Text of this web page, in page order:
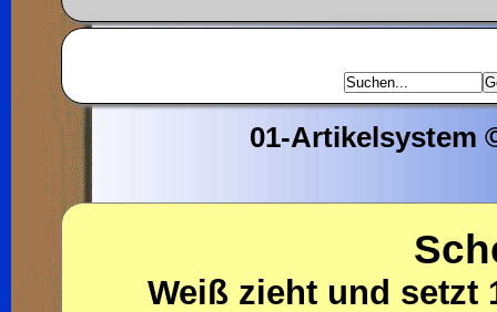
01-Artikelsystem
Weiß zieht und setzt